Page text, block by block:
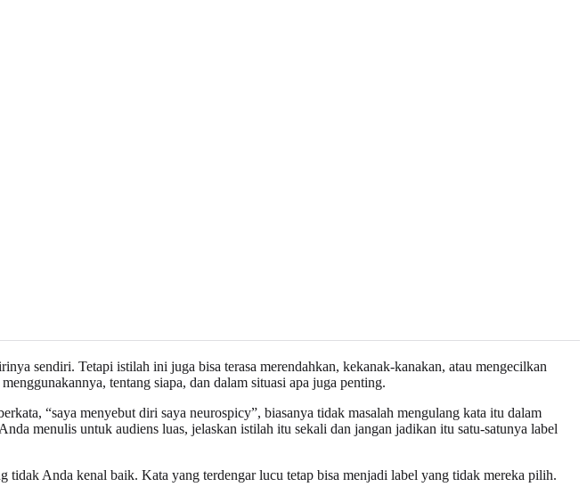
sendiri. Tetapi istilah ini juga bisa terasa merendahkan, kekanak-kanakan, atau mengecilkan
tentang siapa, dan dalam situasi apa juga penting.
“saya menyebut diri saya neurospicy”, biasanya tidak masalah mengulang kata itu dalam
menulis untuk audiens luas, jelaskan istilah itu sekali dan jangan jadikan itu satu-satunya label
Anda kenal baik. Kata yang terdengar lucu tetap bisa menjadi label yang tidak mereka pilih.